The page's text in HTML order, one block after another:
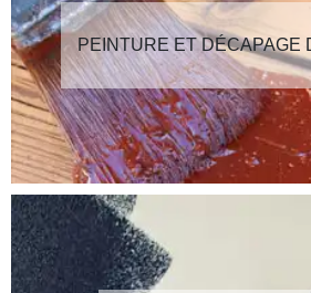
PEINTURE ET DÉCAPAGE